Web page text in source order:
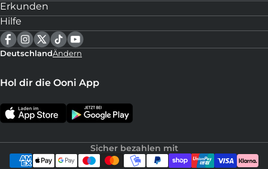
Erkunden
Hilfe
DeutschlandÄndern
Hol dir die Ooni App
Sicher bezahlen mit